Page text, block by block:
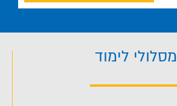
מסלולי לימוד